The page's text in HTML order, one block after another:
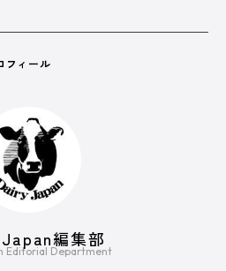
フィール
編集部
Editorial Department